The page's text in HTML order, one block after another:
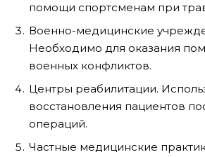
помощи спортсменам при
Военно-медицинские
Необходимо для оказания
военных конфликтов.
Центры реабилитации.
восстановления пациентов
операций.
Частные медицинские